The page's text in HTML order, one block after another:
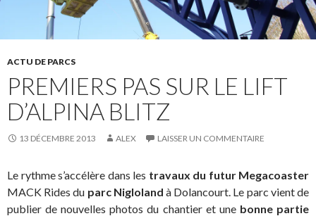
ACTU DE PARCS
PREMIERS PAS SUR LE LIFT
D’ALPINA BLITZ
13 DÉCEMBRE 2013 ALEX LAISSER UN COMMENTAIRE
Le rythme s’accélère dans les travaux du futur Megacoaster
MACK Rides du parc Nigloland à Dolancourt. Le parc vient de
publier de nouvelles photos du chantier et une bonne partie